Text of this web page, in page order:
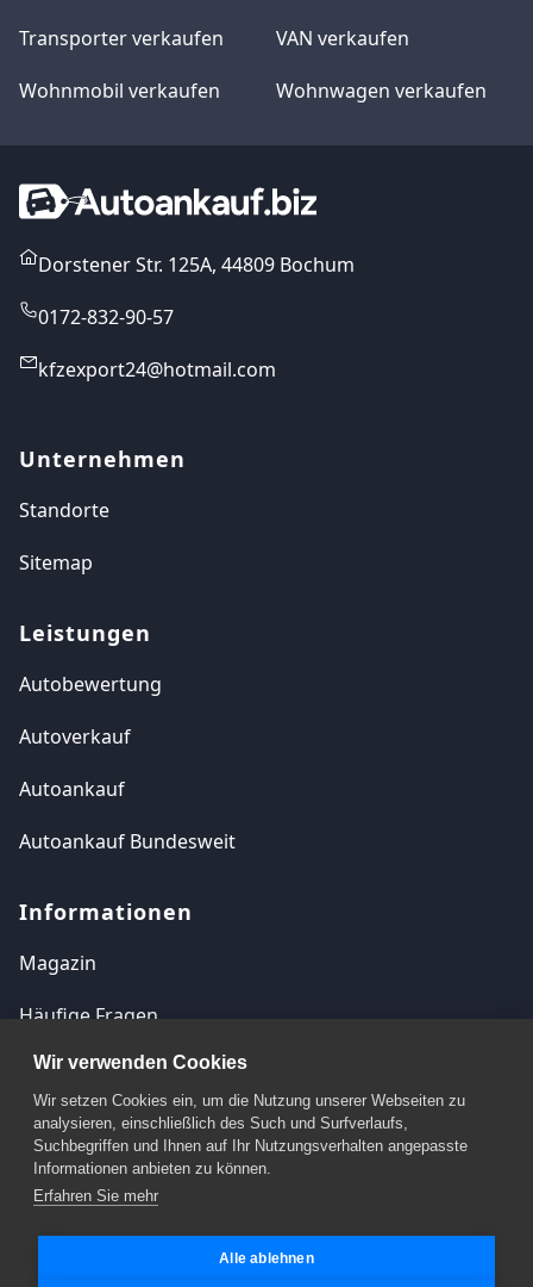
Transporter verkaufen
VAN verkaufen
Wohnmobil verkaufen
Wohnwagen verkaufen
Dorstener Str. 125A, 44809 Bochum
0172-832-90-57
kfzexport24@hotmail.com
Unternehmen
Standorte
Sitemap
Leistungen
Autobewertung
Autoverkauf
Autoankauf
Autoankauf Bundesweit
Informationen
Magazin
Häufige Fragen
Kontakt
Impressum
Datenschutzerklärung
Wir verwenden Cookies
Wir setzen Cookies ein, um die Nutzung unserer Webseiten zu
analysieren, einschließlich des Such und Surfverlaufs,
Suchbegriffen und Ihnen auf Ihr Nutzungsverhalten angepasste
Informationen anbieten zu können.
Erfahren Sie mehr
Alle ablehnen